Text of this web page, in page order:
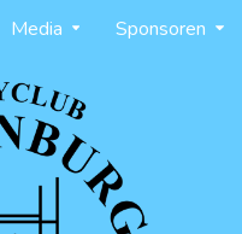
Media Sponsoren